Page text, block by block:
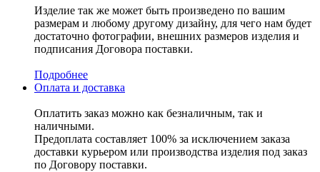
Изделие так же может быть произведено по вашим
размерам и любому другому дизайну, для чего нам будет
достаточно фотографии, внешних размеров изделия и
подписания Договора поставки.
Подробнее
Оплата и доставка
Оплатить заказ можно как безналичным, так и
наличными.
Предоплата составляет 100% за исключением заказа
доставки курьером или производства изделия под заказ
по Договору поставки.